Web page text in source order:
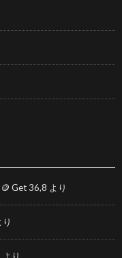
🪙 Get 36,8 より
り